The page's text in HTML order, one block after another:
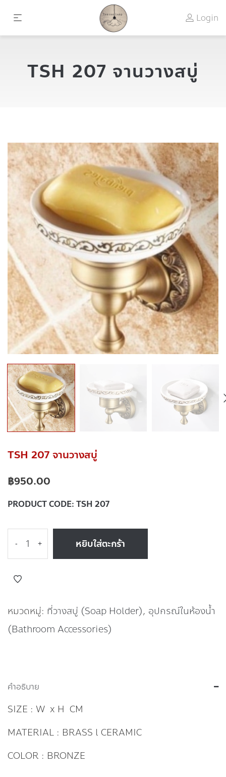
Login
TSH 207 จานวางสบู่
TSH 207 จานวางสบู่
฿950.00
PRODUCT CODE: TSH 207
- + หยิบใส่ตะกร้า
หมวดหมู่: ที่วางสบู่ (Soap Holder), อุปกรณ์ในห้องน้ำ
(Bathroom Accessories)
คำอธิบาย
SIZE : W x H CM
MATERIAL : BRASS l CERAMIC
COLOR : BRONZE